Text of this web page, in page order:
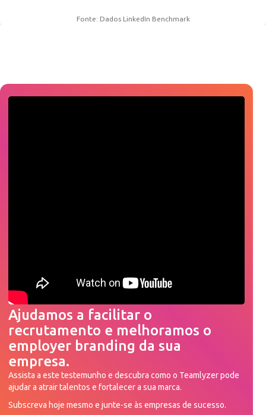
Fonte: Dados LinkedIn Benchmark
Ajudamos a facilitar o
recrutamento e melhoramos o
employer branding da sua
empresa.
Assista a este testemunho e descubra como o Teamlyzer pode
ajudar a atrair talentos e fortalecer a sua marca.
Subscreva hoje mesmo e junte-se às empresas de sucesso.